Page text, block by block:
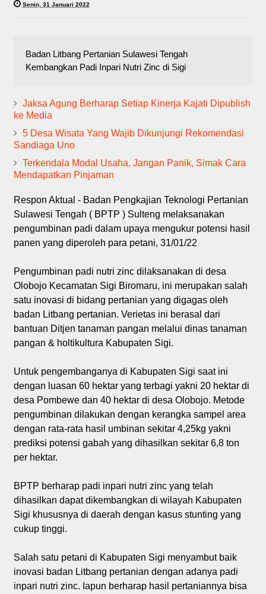
Senin, 31 Januari 2022
Badan Litbang Pertanian Sulawesi Tengah
Kembangkan Padi Inpari Nutri Zinc di Sigi
Jaksa Agung Berharap Setiap Kinerja Kajati Dipublish
ke Media
5 Desa Wisata Yang Wajib Dikunjungi Rekomendasi
Sandiaga Uno
Terkendala Modal Usaha, Jangan Panik, Simak Cara
Mendapatkan Pinjaman
Respon Aktual - Badan Pengkajian Teknologi Pertanian
Sulawesi Tengah ( BPTP ) Sulteng melaksanakan
pengumbinan padi dalam upaya mengukur potensi hasil
panen yang diperoleh para petani, 31/01/22
Pengumbinan padi nutri zinc dilaksanakan di desa
Olobojo Kecamatan Sigi Biromaru, ini merupakan salah
satu inovasi di bidang pertanian yang digagas oleh
badan Litbang pertanian. Verietas ini berasal dari
bantuan Ditjen tanaman pangan melalui dinas tanaman
pangan & holtikultura Kabupaten Sigi.
Untuk pengembanganya di Kabupaten Sigi saat ini
dengan luasan 60 hektar yang terbagi yakni 20 hektar di
desa Pombewe dan 40 hektar di desa Olobojo. Metode
pengumbinan dilakukan dengan kerangka sampel area
dengan rata-rata hasil umbinan sekitar 4,25kg yakni
prediksi potensi gabah yang dihasilkan sekitar 6,8 ton
per hektar.
BPTP berharap padi inpari nutri zinc yang telah
dihasilkan dapat dikembangkan di wilayah Kabupaten
Sigi khususnya di daerah dengan kasus stunting yang
cukup tinggi.
Salah satu petani di Kabupaten Sigi menyambut baik
inovasi badan Litbang pertanian dengan adanya padi
inpari nutri zinc. Iapun berharap hasil pertaniannya bisa